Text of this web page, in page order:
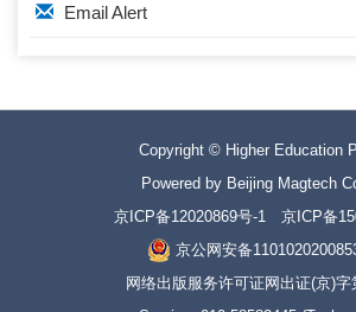
Email Alert
Copyright © Higher Education
Powered by Beijing Magtech
京ICP备12020869号-1
京ICP备
京公网安备
网络出版服务许可证网出证(京)字